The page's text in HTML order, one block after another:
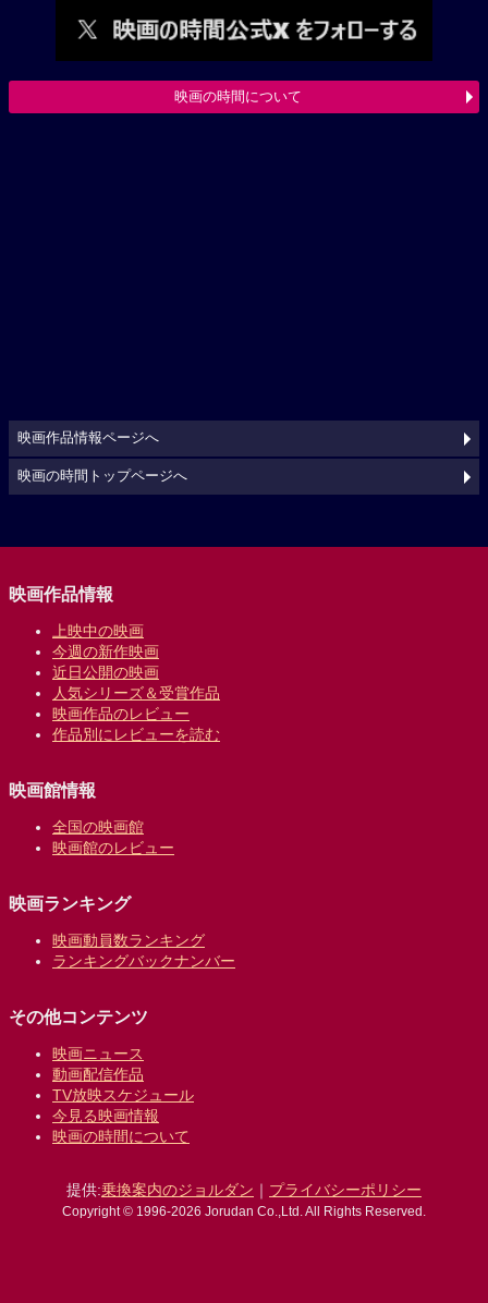
映画の時間について
映画作品情報ページへ
映画の時間トップページへ
映画作品情報
上映中の映画
今週の新作映画
近日公開の映画
人気シリーズ＆受賞作品
映画作品のレビュー
作品別にレビューを読む
映画館情報
全国の映画館
映画館のレビュー
映画ランキング
映画動員数ランキング
ランキングバックナンバー
その他コンテンツ
映画ニュース
動画配信作品
TV放映スケジュール
今見る映画情報
映画の時間について
提供:乗換案内のジョルダン ｜ プライバシーポリシー
Copyright © 1996-2026 Jorudan Co.,Ltd. All Rights Reserved.